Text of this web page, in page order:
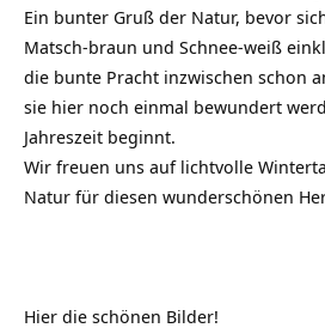
Ein bunter Gruß der Natur, bevor
Matsch-braun und Schnee-weiß
die bunte Pracht inzwischen schon
sie hier noch einmal bewundert
Jahreszeit beginnt.
Wir freuen uns auf lichtvolle
Natur für diesen wunderschönen
Hier die schönen Bilder!